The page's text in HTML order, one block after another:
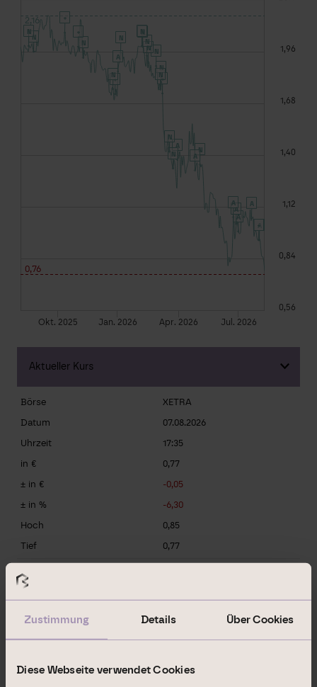
Zustimmung Details Über Cookies
Diese Webseite verwendet Cookies